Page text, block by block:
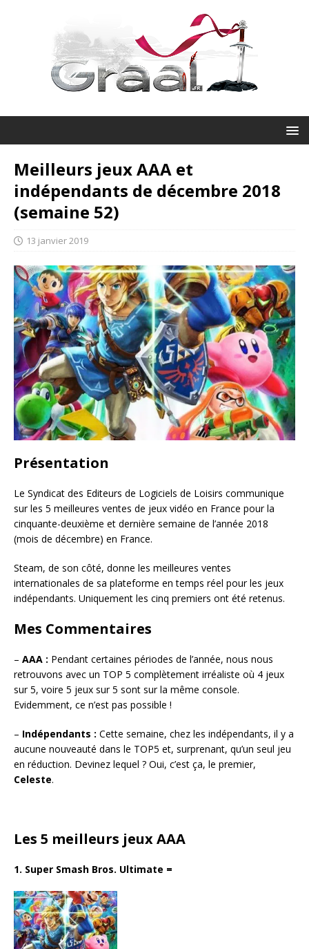
Meilleurs jeux AAA et
indépendants de décembre 2018
(semaine 52)
13 janvier 2019
Présentation
Le Syndicat des Editeurs de Logiciels de Loisirs communique
sur les 5 meilleures ventes de jeux vidéo en France pour la
cinquante-deuxième et dernière semaine de l’année 2018
(mois de décembre) en France.
Steam, de son côté, donne les meilleures ventes
internationales de sa plateforme en temps réel pour les jeux
indépendants. Uniquement les cinq premiers ont été retenus.
Mes Commentaires
– AAA : Pendant certaines périodes de l’année, nous nous
retrouvons avec un TOP 5 complètement irréaliste où 4 jeux
sur 5, voire 5 jeux sur 5 sont sur la même console.
Evidemment, ce n’est pas possible !
– Indépendants : Cette semaine, chez les indépendants, il y a
aucune nouveauté dans le TOP5 et, surprenant, qu’un seul jeu
en réduction. Devinez lequel ? Oui, c’est ça, le premier,
Celeste.
Les 5 meilleurs jeux AAA
1. Super Smash Bros. Ultimate =